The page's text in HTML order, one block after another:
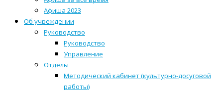
Афиша 2023
Об учреждении
Руководство
Руководство
Управление
Отделы
Методический кабинет (культурно-досуговой
работы)